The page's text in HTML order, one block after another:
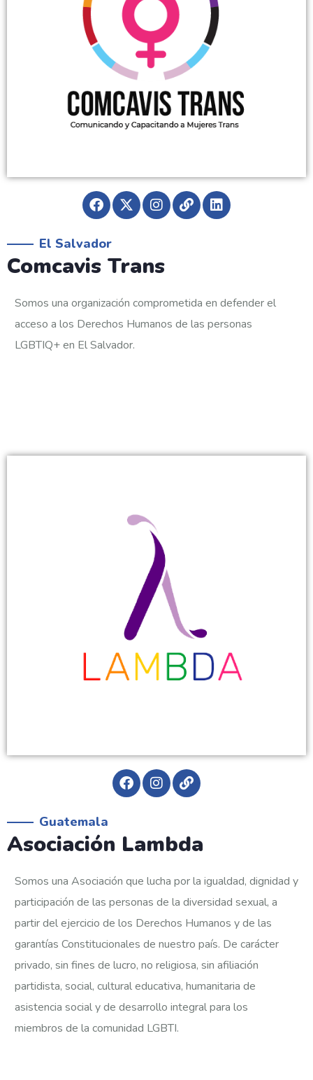
El Salvador
Comcavis Trans
Somos una organización comprometida en defender el
acceso a los Derechos Humanos de las personas
LGBTIQ+ en El Salvador.
Guatemala
Asociación Lambda
Somos una Asociación que lucha por la igualdad, dignidad y
participación de las personas de la diversidad sexual, a
partir del ejercicio de los Derechos Humanos y de las
garantías Constitucionales de nuestro país. De carácter
privado, sin fines de lucro, no religiosa, sin afiliación
partidista, social, cultural educativa, humanitaria de
asistencia social y de desarrollo integral para los
miembros de la comunidad LGBTI.